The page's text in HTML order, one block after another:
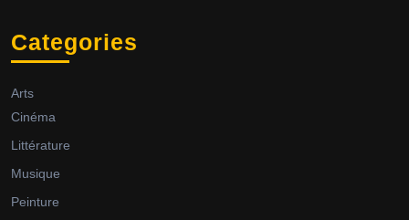
Categories
Arts
Cinéma
Littérature
Musique
Peinture